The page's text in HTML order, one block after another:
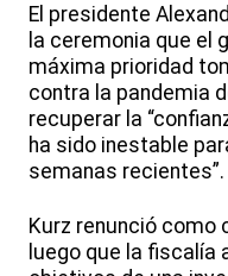
El presidente
la ceremonia que el
máxima prioridad
contra la pandemia
recuperar la
ha sido inestable
semanas recientes”.
Kurz renunció como
luego que la fiscalía